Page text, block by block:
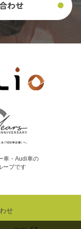
わせ
車・Audi車の
ープです
せ